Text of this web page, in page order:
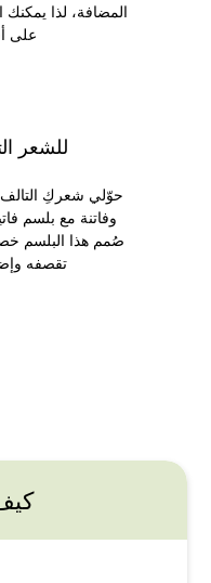
المضافة، لذا
على
للشعر
حوّلي شعركِ
وفاتنة مع بلسم
صُمم هذا البلسم
تقصفه